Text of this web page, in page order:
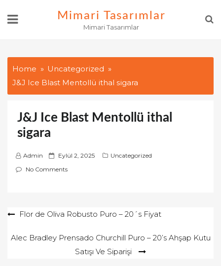
Mimari Tasarımlar
Mimari Tasarımlar
Home
Uncategorized
J&J Ice Blast Mentollü ithal sigara
J&J Ice Blast Mentollü ithal
sigara
Admin
P
o
d
n
Eylül 2, 2025
Uncategorized
No Comments
YazıFlor de Oliva Robusto Puro – 20´s Fiyat
Alec Bradley Prensado Churchill Puro – 20’s Ahşap Kutu
Satışı Ve Siparişi